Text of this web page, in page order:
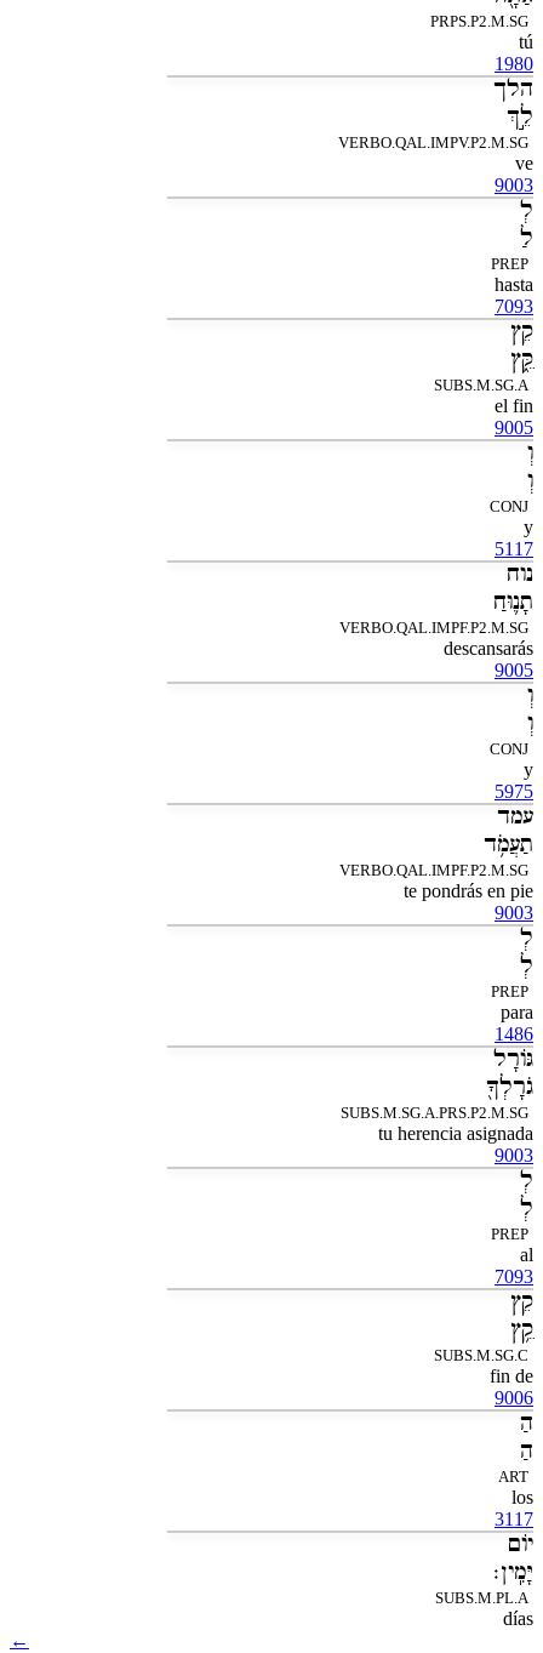
PRPS.P2.M.SG
tú
1980
הלך
לֵ֣ךְ
VERBO.QAL.IMPV.P2.M.SG
ve
9003
לְ
לַ
PREP
hasta
7093
קֵץ
קֵּ֑ץ
SUBS.M.SG.A
el fin
9005
וְ
וְ
CONJ
y
5117
נוח
תָנ֛וּחַ
VERBO.QAL.IMPF.P2.M.SG
descansarás
9005
וְ
וְ
CONJ
y
5975
עמד
תַעֲמֹ֥ד
VERBO.QAL.IMPF.P2.M.SG
te pondrás en pie
9003
לְ
לְ
PREP
para
1486
גֹּורָל
גֹרָלְךָ֖
SUBS.M.SG.A.PRS.P2.M.SG
tu herencia asignada
9003
לְ
לְ
PREP
al
7093
קֵץ
קֵ֥ץ
SUBS.M.SG.C
fin de
9006
הַ
הַ
ART
los
3117
יֹום
יָּמִֽין׃
SUBS.M.PL.A
días
←